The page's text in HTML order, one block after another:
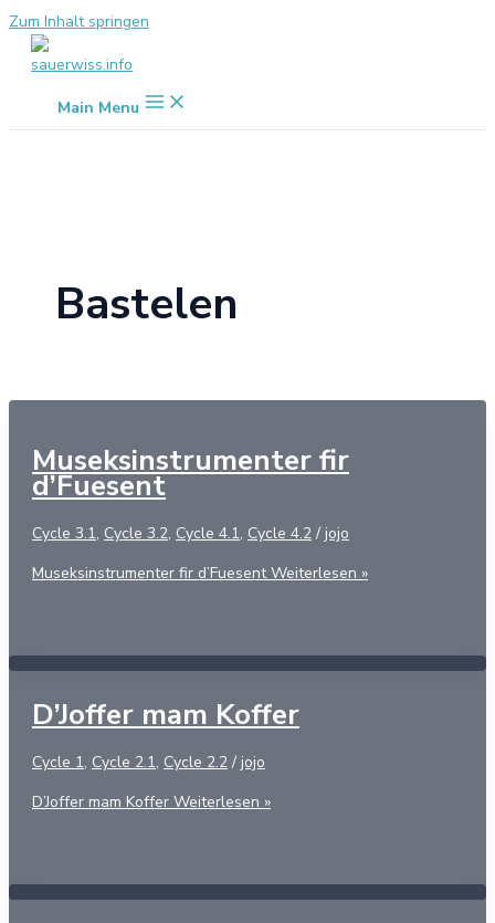
Zum Inhalt springen
Main Menu
Bastelen
Museksinstrumenter fir
d’Fuesent
Cycle 3.1, Cycle 3.2, Cycle 4.1, Cycle 4.2 / jojo
Museksinstrumenter fir d’FuesentWeiterlesen »
D’Joffer mam Koffer
Cycle 1, Cycle 2.1, Cycle 2.2 / jojo
D’Joffer mam Koffer Weiterlesen »